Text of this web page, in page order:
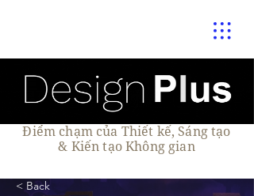
Điểm chạm của Thiết kế, Sáng tạo
& Kiến tạo Không gian
< Back